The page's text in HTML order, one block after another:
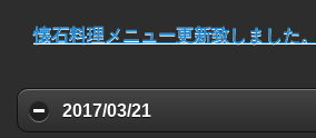
懐石料理メニュー更新致しました。
2017/03/21